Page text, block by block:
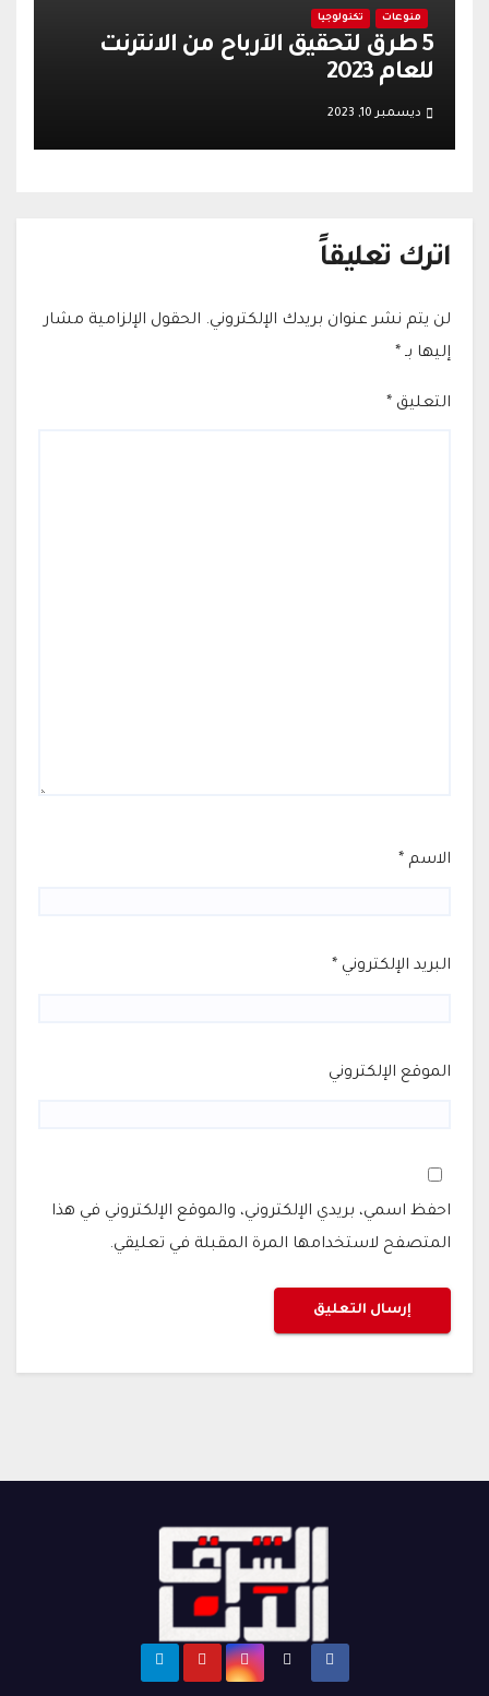
منوعات تكنولوجيا
5 طرق لتحقيق الأرباح من الانترنت
للعام 2023
ديسمبر 10, 2023
اترك تعليقاً
لن يتم نشر عنوان بريدك الإلكتروني. الحقول الإلزامية مشار
إليها بـ *
التعليق *
الاسم *
البريد الإلكتروني *
الموقع الإلكتروني
احفظ اسمي، بريدي الإلكتروني، والموقع الإلكتروني في هذا
المتصفح لاستخدامها المرة المقبلة في تعليقي.